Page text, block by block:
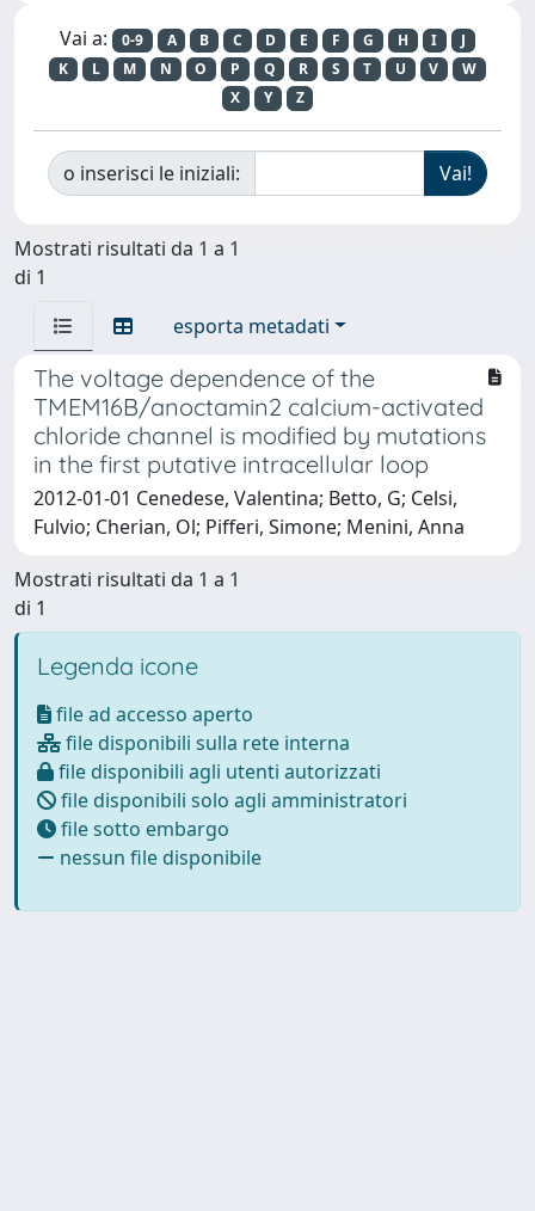
Vai a: 0-9 A B C D E F G H I
J
K
L M N O P Q R S T U V
W
X
Y Z
o inserisci le iniziali:
Mostrati risultati da 1 a 1
di 1
esporta metadati
The voltage dependence of the
TMEM16B/anoctamin2 calcium-activated
chloride channel is modified by mutations
in the first putative intracellular loop
2012-01-01 Cenedese, Valentina; Betto, G; Celsi,
Fulvio; Cherian, Ol; Pifferi, Simone; Menini, Anna
Mostrati risultati da 1 a 1
di 1
Legenda icone
file ad accesso aperto
file disponibili sulla rete interna
file disponibili agli utenti autorizzati
file disponibili solo agli amministratori
file sotto embargo
nessun file disponibile